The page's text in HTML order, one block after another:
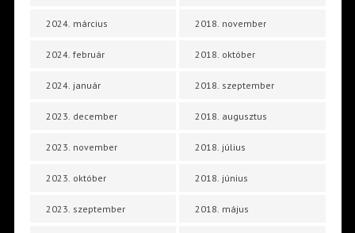
2024. március
2024. február
2024. január
2023. december
2023. november
2023. október
2023. szeptember
2018. november
2018. október
2018. szeptember
2018. augusztus
2018. július
2018. június
2018. május